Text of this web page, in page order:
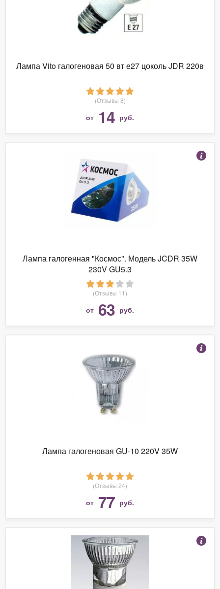
Лампа Vito галогеновая 50 вт е27 цоколь JDR 220в
(Отзывы 8)
от 14 руб.
Лампа галогенная "Космос". Модель JCDR 35W
230V GU5.3
(Отзывы 11)
от 63 руб.
Лампа галогеновая GU-10 220V 35W
(Отзывы 24)
от 77 руб.